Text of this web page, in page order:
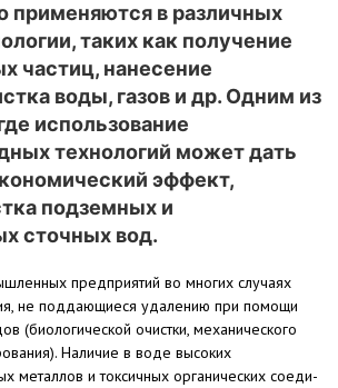
применя­ются в различных
таких как получение
частиц, нанесение
воды, газов и др. Одним из
использование
технологий может дать
эффект,
подземных и
сточных вод.
предприятий во многих случаях
не поддаю­щиеся удалению при помощи
(биологической очистки, механического
Наличие в воде вы­соких
метал­лов и токсичных органических соеди­